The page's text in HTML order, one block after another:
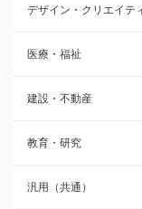
デザイン・クリエイテ
医療・福祉
建設・不動産
教育・研究
汎用（共通）